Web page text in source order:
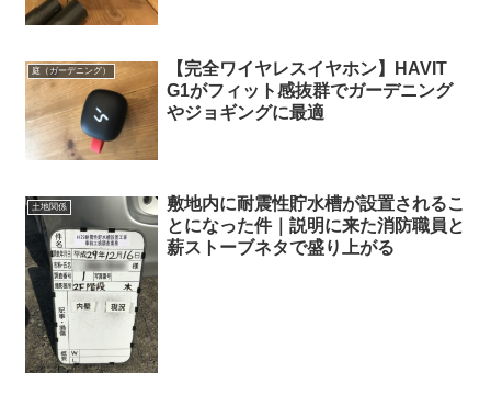
庭（ガーデニング）
【完全ワイヤレスイヤホン】HAVIT
G1がフィット感抜群でガーデニング
やジョギングに最適
土地関係
敷地内に耐震性貯水槽が設置されるこ
とになった件｜説明に来た消防職員と
薪ストーブネタで盛り上がる